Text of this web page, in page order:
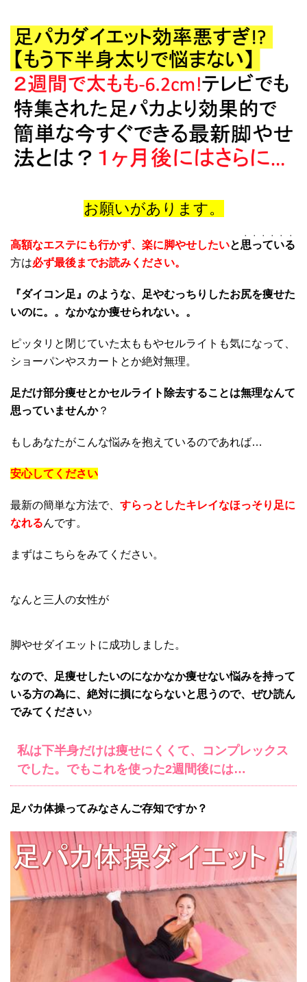
お願いがあります。
高額なエステにも行かず、楽に脚やせしたいと思っている
・・・・・・
方は必ず最後までお読みください。
『ダイコン足』のような、足やむっちりしたお尻を痩せた
いのに。。なかなか痩せられない。。
ピッタリと閉じていた太ももやセルライトも気になって、
ショーパンやスカートとか絶対無理。
足だけ部分痩せとかセルライト除去することは無理なんて
思っていませんか？
もしあなたがこんな悩みを抱えているのであれば…
安心してください
最新の簡単な方法で、 すらっとしたキレイなほっそり足に
なれるんです。
まずはこちらをみてください。
なんと三人の女性が
脚やせダイエットに成功しました。
なので、足痩せしたいのになかなか痩せない悩みを持って
いる方の為に、絶対に損にならないと思うので、ぜひ読ん
でみてください♪
私は下半身だけは痩せにくくて、コンプレックス
でした。でもこれを使った2週間後には…
足パカ体操ってみなさんご存知ですか？